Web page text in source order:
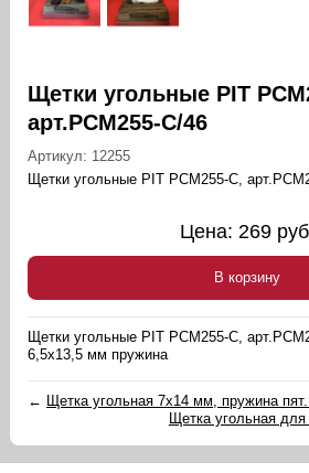
Щетки угольные PIT
арт.PCM255-C/46
Артикул: 12255
Щетки угольные PIT PCM255-C,
Цена: 269
В корзину
Щетки угольные PIT PCM255-C,
6,5х13,5 мм пружина
← Щетка угольная 7х14 мм, пружина
Щетка угольная